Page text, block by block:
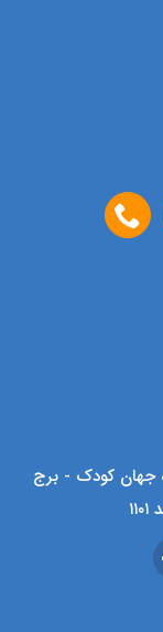
جهان کودک - برج